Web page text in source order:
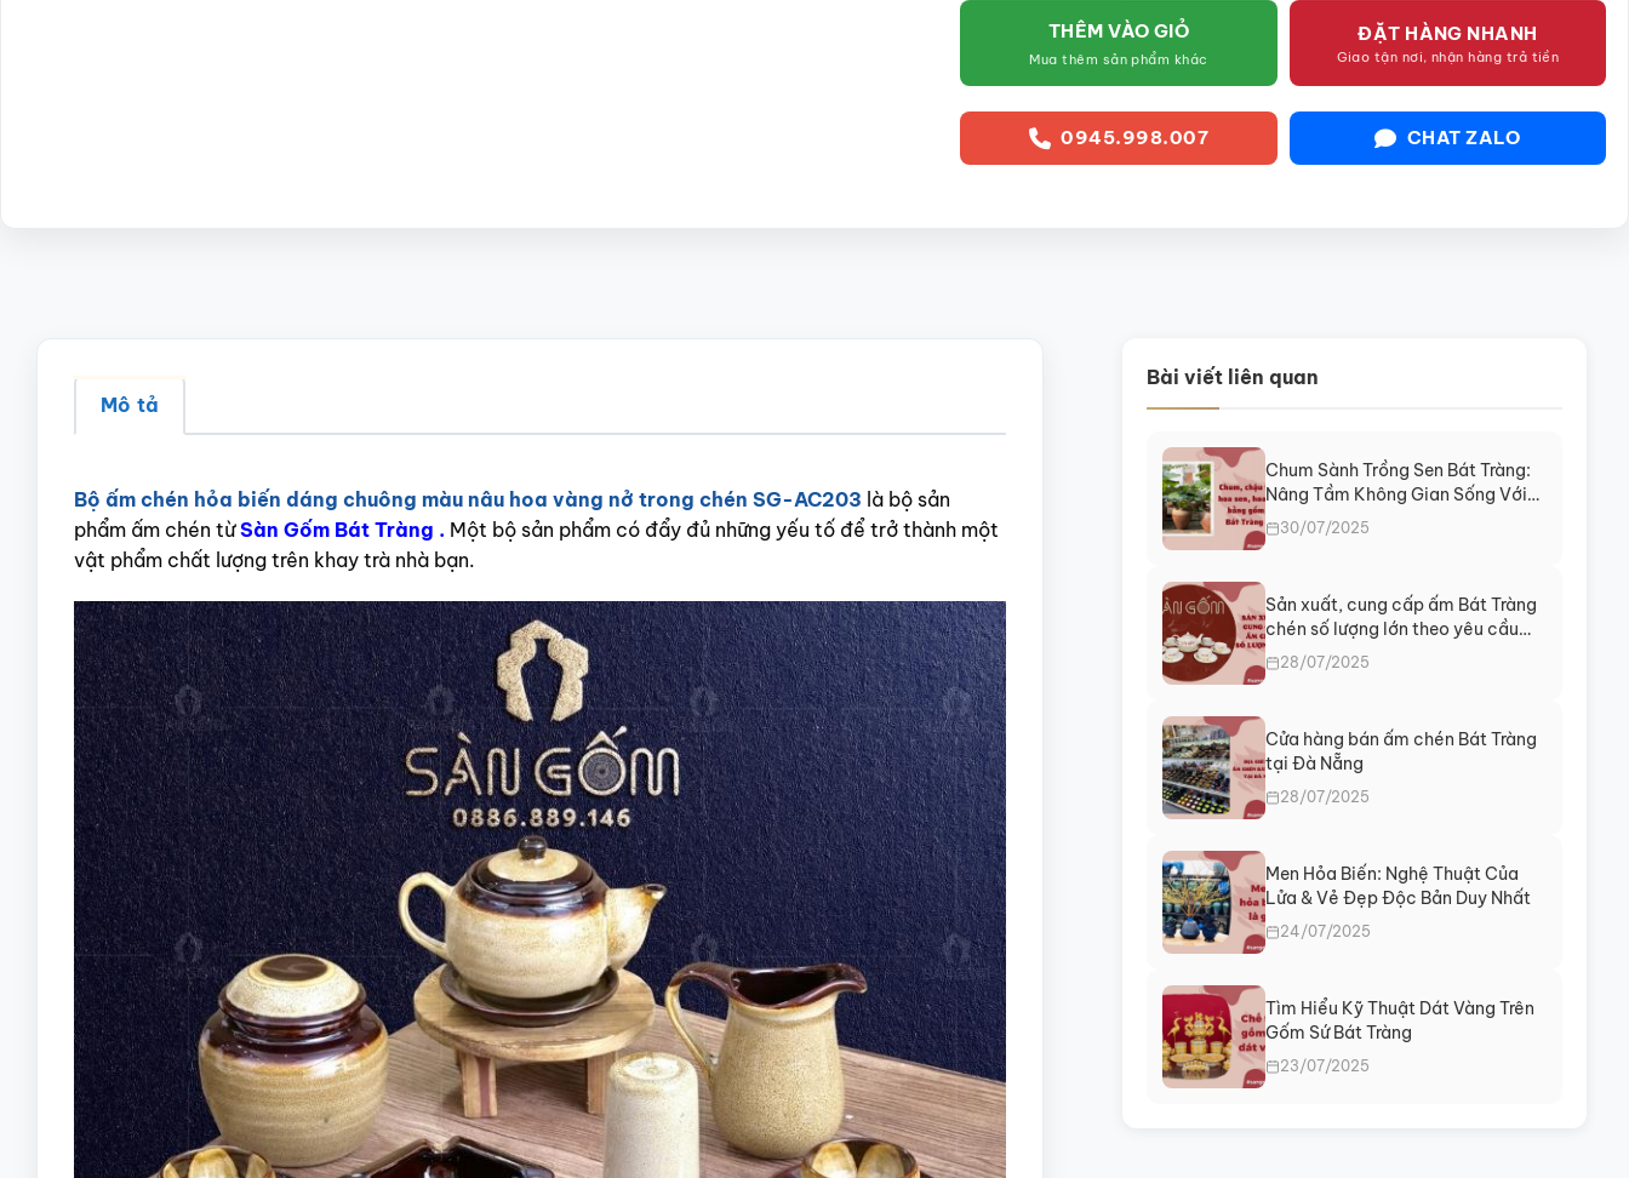
THÊM VÀO GIỎ
Mua thêm sản phẩm khác
ĐẶT HÀNG NHANH
Giao tận nơi, nhận hàng trả tiền
0945.998.007 CHAT ZALO
Mô tả
Bộ ấm chén hỏa biến dáng chuông màu nâu hoa vàng nở trong chén SG-AC203 là bộ sản
phẩm ấm chén từSàn Gốm Bát Tràng . Một bộ sản phẩm có đẩy đủ những yếu tố để trở thành một
vật phẩm chất lượng trên khay trà nhà bạn.
Bài viết liên quan
Chum Sành Trồng Sen Bát Tràng:
Nâng Tầm Không Gian Sống Với
Vẻ Đẹp Thanh Tịnh
30/07/2025
Sản xuất, cung cấp ấm Bát Tràng
chén số lượng lớn theo yêu cầu
giá rẻ
28/07/2025
Cửa hàng bán ấm chén Bát Tràng
tại Đà Nẵng
28/07/2025
Men Hỏa Biến: Nghệ Thuật Của
Lửa & Vẻ Đẹp Độc Bản Duy Nhất
24/07/2025
Tìm Hiểu Kỹ Thuật Dát Vàng Trên
Gốm Sứ Bát Tràng
23/07/2025